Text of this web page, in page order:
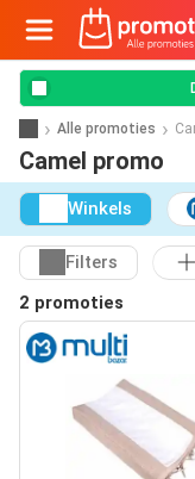
Alle promoties
Camel promo
Winkels
Filters
2 promoties